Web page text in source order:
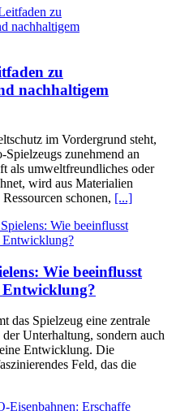
zu
nachhaltigem
im Vordergrund steht,
zunehmend an
als umweltfreundliches oder
wird aus Materialien
schonen, [...]
Wie beeinflusst
Entwicklung?
das Spielzeug eine zentrale
Unterhaltung, sondern auch
Entwicklung. Die
Feld, das die